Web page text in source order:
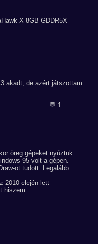
X 8GB GDDR5X
akadt, de azért játszottam
💬 1
öreg gépeket nyúztuk.
95 volt a gépen.
ot tudott. Legalább
2010 elején lett
hiszem.